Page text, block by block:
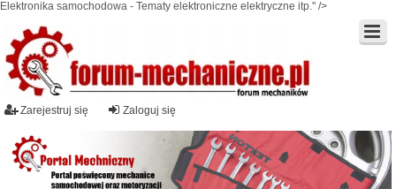
Elektronika samochodowa - Tematy elektroniczne elektryczne itp." />
Zaloguj się
Zarejestruj się